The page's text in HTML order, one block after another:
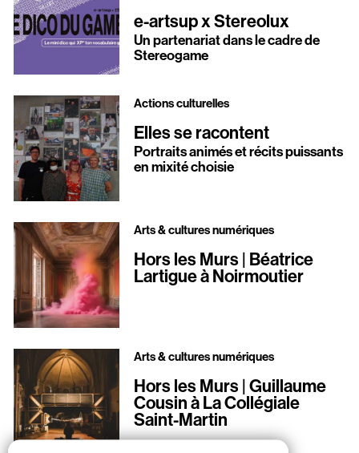
e-artsup x Stereolux
Un partenariat dans le cadre de
Stereogame
Actions culturelles
Elles se racontent
Portraits animés et récits puissants
en mixité choisie
Arts & cultures numériques
Hors les Murs | Béatrice
Lartigue à Noirmoutier
Arts & cultures numériques
Hors les Murs | Guillaume
Cousin à La Collégiale
Saint-Martin